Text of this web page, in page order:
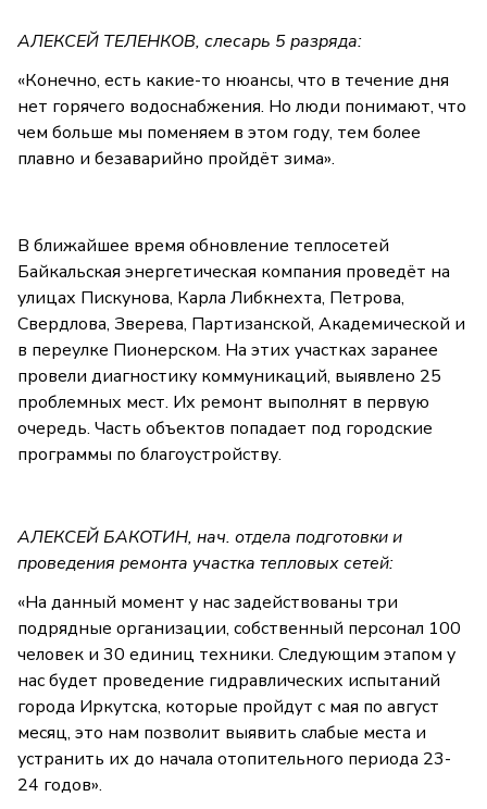
АЛЕКСЕЙ ТЕЛЕНКОВ, слесарь 5 разряда:
«Конечно, есть какие-то нюансы, что в течение дня
нет горячего водоснабжения. Но люди понимают, что
чем больше мы поменяем в этом году, тем более
плавно и безаварийно пройдёт зима».
В ближайшее время обновление теплосетей
Байкальская энергетическая компания проведёт на
улицах Пискунова, Карла Либкнехта, Петрова,
Свердлова, Зверева, Партизанской, Академической и
в переулке Пионерском. На этих участках заранее
провели диагностику коммуникаций, выявлено 25
проблемных мест. Их ремонт выполнят в первую
очередь. Часть объектов попадает под городские
программы по благоустройству.
АЛЕКСЕЙ БАКОТИН, нач. отдела подготовки и
проведения ремонта участка тепловых сетей:
«На данный момент у нас задействованы три
подрядные организации, собственный персонал 100
человек и 30 единиц техники. Следующим этапом у
нас будет проведение гидравлических испытаний
города Иркутска, которые пройдут с мая по август
месяц, это нам позволит выявить слабые места и
устранить их до начала отопительного периода 23-
24 годов».